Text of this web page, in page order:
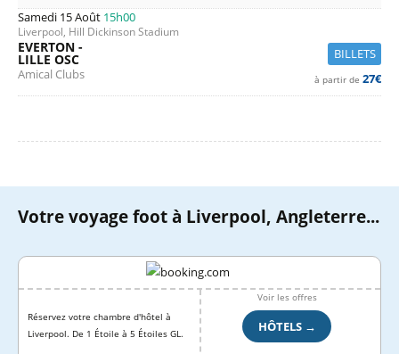
Samedi 15 Août 15h00
Liverpool, Hill Dickinson Stadium
BILLETS
EVERTON -
LILLE OSC
Amical Clubs à partir de 27€
Votre voyage foot à Liverpool, Angleterre...
Réservez votre chambre d'hôtel à
Liverpool. De 1 Étoile à 5 Étoiles GL.
Voir les offres
HÔTELS →